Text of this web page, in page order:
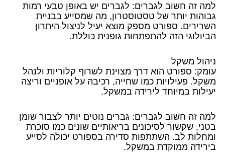
למה זה חשוב לגברים: לגברים יש באופן טבעי רמות
גבוהות יותר של טסטוסטרון, מה שמסייע בבניית
השרירים. ספורט מספק מוצא יעיל לניצול היתרון
הביולוגי הזה להתפתחות גופנית כוללת.
ניהול משקל
עומק: ספורט הוא דרך מצוינת לשרוף קלוריות ולנהל
משקל. פעילויות כמו שחייה, רכיבה על אופניים וריצה
יעילות במיוחד לירידה במשקל.
למה זה חשוב לגברים: גברים נוטים יותר לצבור שומן
בטני, שקשור לסיכונים בריאותיים שונים כמו סוכרת
ומחלות לב. השתתפות סדירה בספורט יכולה לסייע
בירידה ממוקדת במשקל.